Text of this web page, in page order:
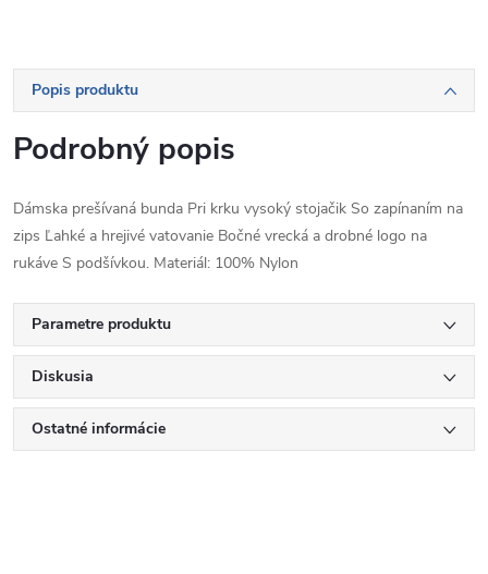
Popis produktu
Podrobný popis
Dámska prešívaná bunda Pri krku vysoký stojačik So zapínaním na
zips Ľahké a hrejivé vatovanie Bočné vrecká a drobné logo na
rukáve S podšívkou. Materiál: 100% Nylon
Parametre produktu
Diskusia
Ostatné informácie